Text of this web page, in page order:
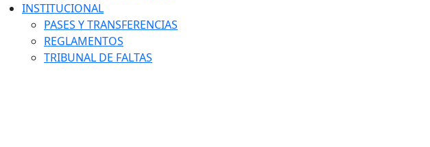
INSTITUCIONAL
PASES Y TRANSFERENCIAS
REGLAMENTOS
TRIBUNAL DE FALTAS